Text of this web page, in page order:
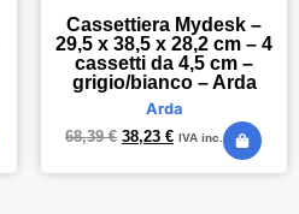
Cassettiera Mydesk –
29,5 x 38,5 x 28,2 cm – 4
cassetti da 4,5 cm –
grigio/bianco – Arda
Arda
68,39€ 38,23 € IVA inc.